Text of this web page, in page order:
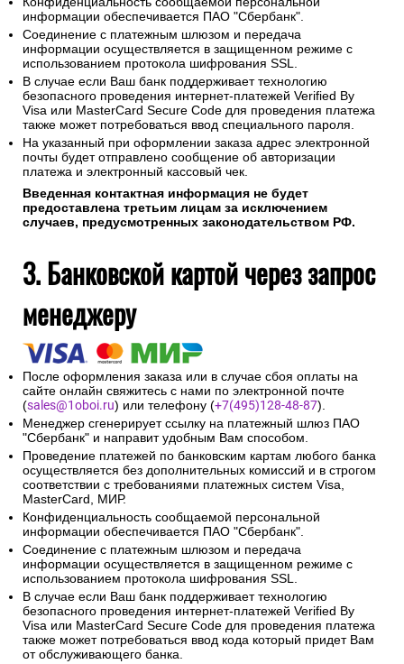
информации обеспечивается ПАО "Сбербанк".
Соединение с платежным шлюзом и передача
информации осуществляется в защищенном режиме с
использованием протокола шифрования SSL.
В случае если Ваш банк поддерживает технологию
безопасного проведения интернет-платежей Verified By
Visa или MasterCard Secure Code для проведения платежа
также может потребоваться ввод специального пароля.
На указанный при оформлении заказа адрес электронной
почты будет отправлено сообщение об авторизации
платежа и электронный кассовый чек.
Введенная контактная информация не будет
предоставлена третьим лицам за исключением
случаев, предусмотренных законодательством РФ.
3. Банковской картой через запрос
менеджеру
После оформления заказа или в случае сбоя оплаты на
сайте онлайн свяжитесь с нами по электронной почте
(sales@1oboi.ru) или телефону (+7(495)128-48-87).
Менеджер сгенерирует ссылку на платежный шлюз ПАО
"Сбербанк" и направит удобным Вам способом.
Проведение платежей по банковским картам любого банка
осуществляется без дополнительных комиссий и в строгом
соответствии с требованиями платежных систем Visa,
MasterCard, МИР.
Конфиденциальность сообщаемой персональной
информации обеспечивается ПАО "Сбербанк".
Соединение с платежным шлюзом и передача
информации осуществляется в защищенном режиме с
использованием протокола шифрования SSL.
В случае если Ваш банк поддерживает технологию
безопасного проведения интернет-платежей Verified By
Visa или MasterCard Secure Code для проведения платежа
также может потребоваться ввод кода который придет Вам
от обслуживающего банка.